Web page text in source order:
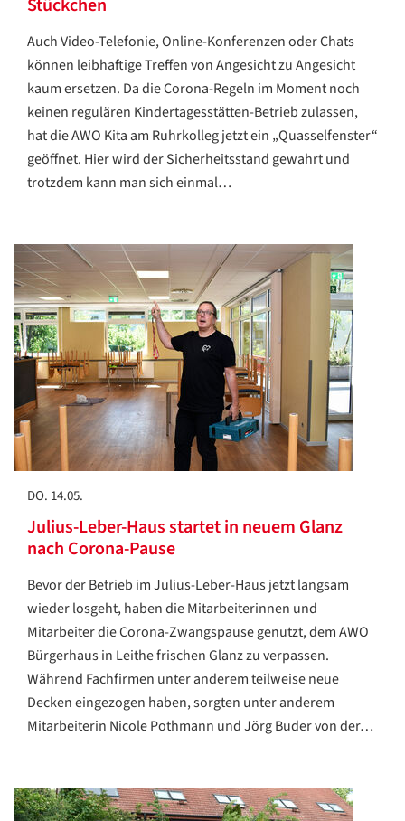
Stückchen
Auch Video-Telefonie, Online-Konferenzen oder Chats
können leibhaftige Treffen von Angesicht zu Angesicht
kaum ersetzen. Da die Corona-Regeln im Moment noch
keinen regulären Kindertagesstätten-Betrieb zulassen,
hat die AWO Kita am Ruhrkolleg jetzt ein „Quasselfenster“
geöffnet. Hier wird der Sicherheitsstand gewahrt und
trotzdem kann man sich einmal…
DO. 14.05.
Julius-Leber-Haus startet in neuem Glanz
nach Corona-Pause
Bevor der Betrieb im Julius-Leber-Haus jetzt langsam
wieder losgeht, haben die Mitarbeiterinnen und
Mitarbeiter die Corona-Zwangspause genutzt, dem AWO
Bürgerhaus in Leithe frischen Glanz zu verpassen.
Während Fachfirmen unter anderem teilweise neue
Decken eingezogen haben, sorgten unter anderem
Mitarbeiterin Nicole Pothmann und Jörg Buder von der…